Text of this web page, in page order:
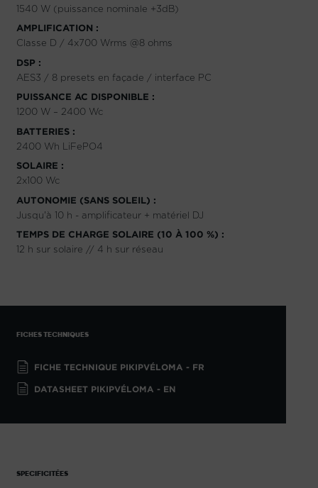
1540 W (puissance nominale +3dB)
AMPLIFICATION :
Classe D / 4x700 Wrms @8 ohms
DSP :
AES3 / 8 presets en façade / interface PC
PUISSANCE AC DISPONIBLE :
1200 W – 2400 Wc
BATTERIES :
2400 Wh LiFePO4
SOLAIRE :
2x100 Wc
AUTONOMIE (SANS SOLEIL) :
Jusqu'à 10 h - amplificateur + matériel DJ
TEMPS DE CHARGE SOLAIRE (10 À 100 %) :
12 h sur solaire // 4 h sur réseau
FICHES TECHNIQUES
FICHE TECHNIQUE PIKIPVÉLOMA - FR
DATASHEET PIKIPVÉLOMA - EN
SPECIFICITÉES